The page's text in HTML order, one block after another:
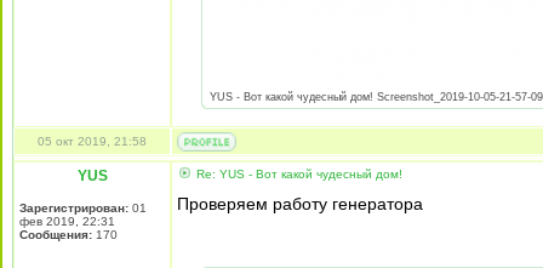
YUS - Вот какой чудесный дом! Screenshot_2019-10-05-21-57-
05 окт 2019, 21:58
YUS
Зарегистрирован: 01
фев 2019, 22:31
Сообщения: 170
Re: YUS - Вот какой чудесный дом!
Проверяем работу генератора